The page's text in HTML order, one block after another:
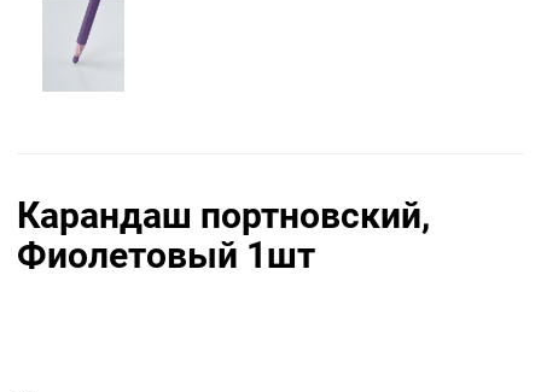
Карандаш портновский,
Фиолетовый 1шт